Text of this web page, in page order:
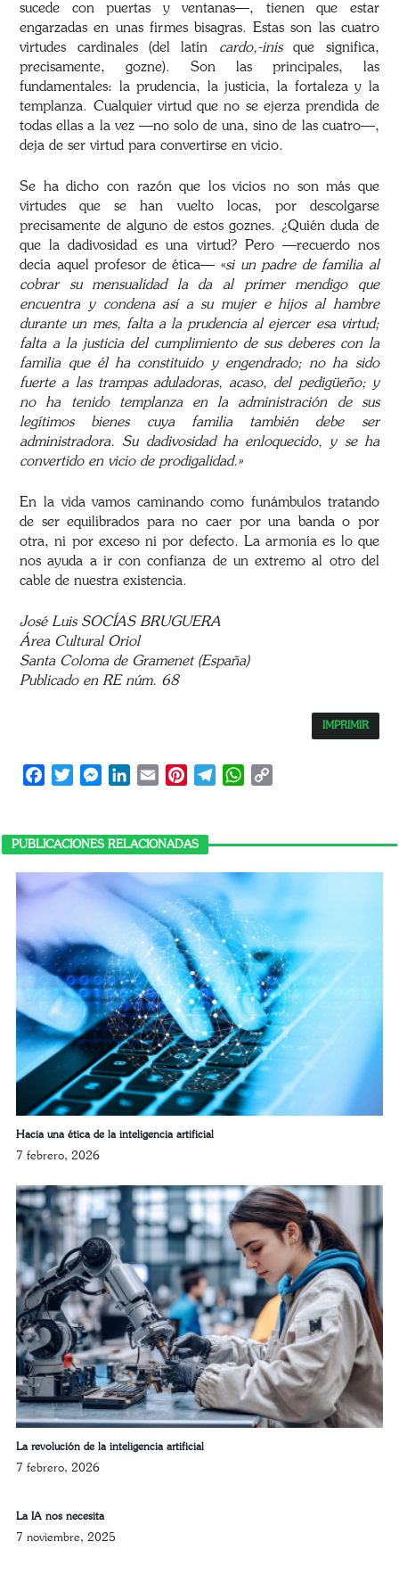
sucede con puertas y ventanas—, tienen que estar
engarzadas en unas firmes bisagras. Estas son las cuatro
virtudes cardinales (del latín cardo,-inisque significa,
precisamente, gozne). Son las principales, las
fundamentales: la prudencia, la justicia, la fortaleza y la
templanza. Cualquier virtud que no se ejerza prendida de
todas ellas a la vez —no solo de una, sino de las cuatro—,
deja de ser virtud para convertirse en vicio.
Se ha dicho con razón que los vicios no son más que
virtudes que se han vuelto locas, por descolgarse
precisamente de alguno de estos goznes. ¿Quién duda de
que la dadivosidad es una virtud? Pero —recuerdo nos
decía aquel profesor de ética— «si un padre de familia al
cobrar su mensualidad la da al primer mendigo que
encuentra y condena así a su mujer e hijos al hambre
durante un mes, falta a la prudencia al ejercer esa virtud;
falta a la justicia del cumplimiento de sus deberes con la
familia que él ha constituido y engendrado; no ha sido
fuerte a las trampas aduladoras, acaso, del pedigüeño; y
no ha tenido templanza en la administración de sus
legítimos bienes cuya familia también debe ser
administradora. Su dadivosidad ha enloquecido, y se ha
convertido en vicio de prodigalidad.»
En la vida vamos caminando como funámbulos tratando
de ser equilibrados para no caer por una banda o por
otra, ni por exceso ni por defecto. La armonía es lo que
nos ayuda a ir con confianza de un extremo al otro del
cable de nuestra existencia.
José Luis SOCÍAS BRUGUERA
Área Cultural Oriol
Santa Coloma de Gramenet (España)
Publicado en RE núm. 68
IMPRIMIR
FacebookTwitterMessengerLinkedIn
Email PinterestTelegramWhatsApp
PUBLICACIONES RELACIONADAS
Hacia una ética de la inteligencia artificial
7 febrero, 2026
La revolución de la inteligencia artificial
7 febrero, 2026
La IA nos necesita
7 noviembre, 2025